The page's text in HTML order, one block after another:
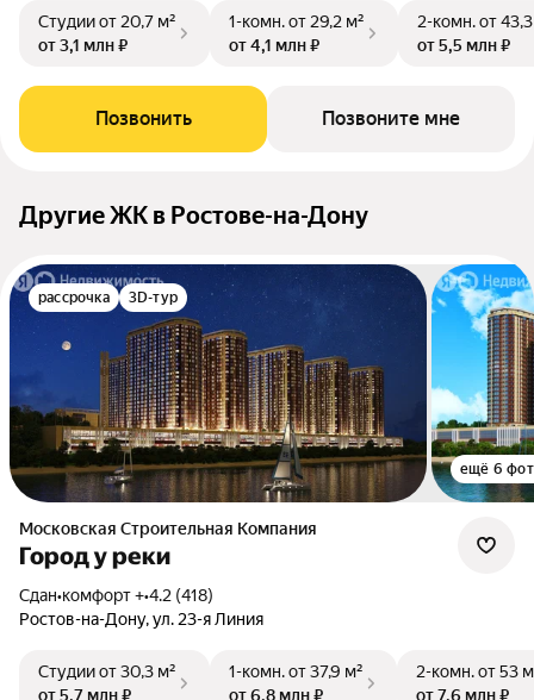
Студииот 20,7 м²
от 3,1 млн ₽
1-комн.от 29,2 м²
от 4,1 млн ₽
2-комн.от
от 5,5 млн ₽
Позвонить Позвоните мне
Другие ЖК в Ростове-на-Дону
рассрочка 3D-тур
ещё 6
Московская Строительная Компания
Город у реки
Сдан•комфорт +•4.2 (418)
Ростов-на-Дону, ул. 23-я Линия
Студииот 30,3 м²
от 5,7 млн ₽
1-комн.от 37,9 м²
от 6,8 млн ₽
2-комн.от 53
от 7,6 млн ₽